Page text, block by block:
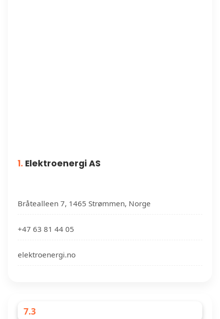
1. Elektroenergi AS
Bråtealleen 7, 1465 Strømmen, Norge
+47 63 81 44 05
elektroenergi.no
7.3